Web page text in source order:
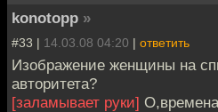
konotopp »
#33 | 14.03.08 04:20 | ответить
Изображение женщины на
авторитета?
[заламывает руки]